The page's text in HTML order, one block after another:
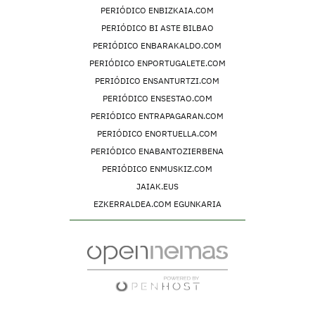
PERIÓDICO ENBIZKAIA.COM
PERIÓDICO BI ASTE BILBAO
PERIÓDICO ENBARAKALDO.COM
PERIÓDICO ENPORTUGALETE.COM
PERIÓDICO ENSANTURTZI.COM
PERIÓDICO ENSESTAO.COM
PERIÓDICO ENTRAPAGARAN.COM
PERIÓDICO ENORTUELLA.COM
PERIÓDICO ENABANTOZIERBENA
PERIÓDICO ENMUSKIZ.COM
JAIAK.EUS
EZKERRALDEA.COM EGUNKARIA